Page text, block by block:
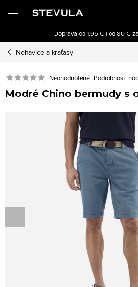
obsah
Doprava od 1.95 € | od 80 €
Nohavice a kraťasy
Neohodnotené Podrobnosti
Modré Chino bermudy s